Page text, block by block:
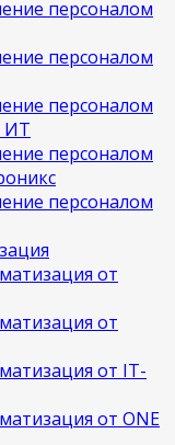
персоналом
персоналом
персоналом
ИТ
персоналом
персоналом
от
от
от IT-
от ONE